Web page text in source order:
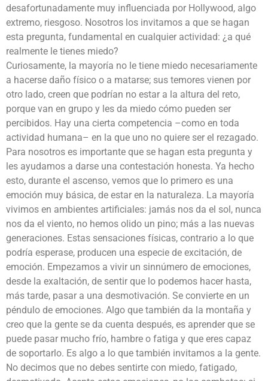
desafortunadamente muy influenciada por Hollywood, algo
extremo, riesgoso. Nosotros los invitamos a que se hagan
esta pregunta, fundamental en cualquier actividad: ¿a qué
realmente le tienes miedo?
Curiosamente, la mayoría no le tiene miedo necesariamente
a hacerse daño físico o a matarse; sus temores vienen por
otro lado, creen que podrían no estar a la altura del reto,
porque van en grupo y les da miedo cómo pueden ser
percibidos. Hay una cierta competencia –como en toda
actividad humana– en la que uno no quiere ser el rezagado.
Para nosotros es importante que se hagan esta pregunta y
les ayudamos a darse una contestación honesta. Ya hecho
esto, durante el ascenso, vemos que lo primero es una
emoción muy básica, de estar en la naturaleza. La mayoría
vivimos en ambientes artificiales: jamás nos da el sol, nunca
nos da el viento, no hemos olido un pino; más a las nuevas
generaciones. Estas sensaciones físicas, contrario a lo que
podría esperase, producen una especie de excitación, de
emoción. Empezamos a vivir un sinnúmero de emociones,
desde la exaltación, de sentir que lo podemos hacer hasta,
más tarde, pasar a una desmotivación. Se convierte en un
péndulo de emociones. Algo que también da la montaña y
creo que la gente se da cuenta después, es aprender que se
puede pasar mucho frío, hambre o fatiga y que eres capaz
de soportarlo. Es algo a lo que también invitamos a la gente.
No decimos que no debes sentirte con miedo, fatigado,